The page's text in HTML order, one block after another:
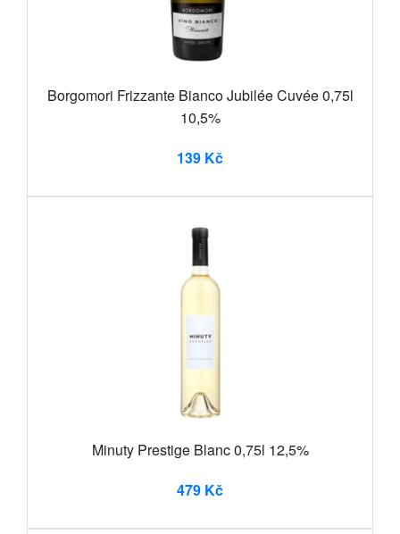
Borgomori Frizzante Bianco Jubilée Cuvée 0,75l
10,5%
139 Kč
Minuty Prestige Blanc 0,75l 12,5%
479 Kč